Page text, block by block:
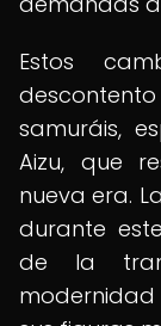
Estos
samuráis,
Aizu, que
nueva era.
durante
de la
modernidad